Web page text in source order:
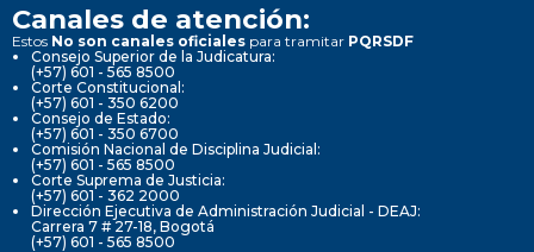
Canales de atención:
Estos No son canales oficiales para tramitar PQRSDF
Consejo Superior de la Judicatura:
(+57) 601 - 565 8500
Corte Constitucional:
(+57) 601 - 350 6200
Consejo de Estado:
(+57) 601 - 350 6700
Comisión Nacional de Disciplina Judicial:
(+57) 601 - 565 8500
Corte Suprema de Justicia:
(+57) 601 - 362 2000
Dirección Ejecutiva de Administración Judicial - DEAJ:
Carrera 7 # 27-18, Bogotá
(+57) 601 - 565 8500